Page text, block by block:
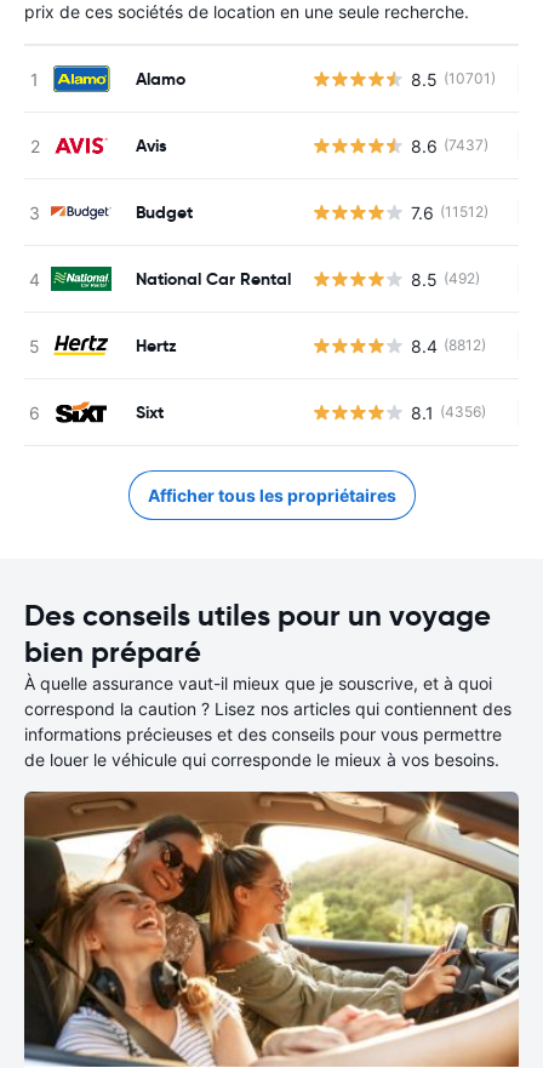
prix de ces sociétés de location en une seule recherche.
Alamo 8.5 (10701)
Avis 8.6 (7437)
Budget 7.6 (11512)
National Car Rental 8.5 (492)
Hertz 8.4 (8812)
Sixt 8.1 (4356)
Afficher tous les propriétaires
Des conseils utiles pour un voyage
bien préparé
À quelle assurance vaut-il mieux que je souscrive, et à quoi
correspond la caution ? Lisez nos articles qui contiennent des
informations précieuses et des conseils pour vous permettre
de louer le véhicule qui corresponde le mieux à vos besoins.